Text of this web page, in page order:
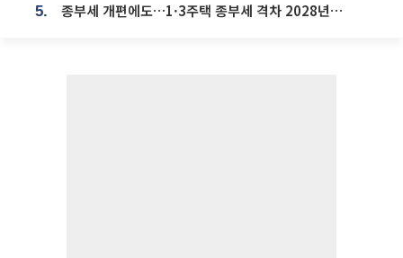
5. 종부세 개편에도…1·3주택 종부세 격차 2028년부터 확대